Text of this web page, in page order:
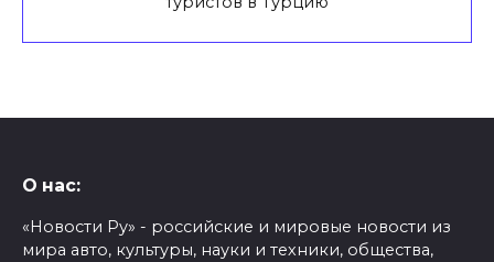
О нас:
«Новости Ру» - российские и мировые новости из
мира авто, культуры, науки и техники, общества,